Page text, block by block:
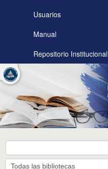
Usuarios
Manual
Repositorio Institucional